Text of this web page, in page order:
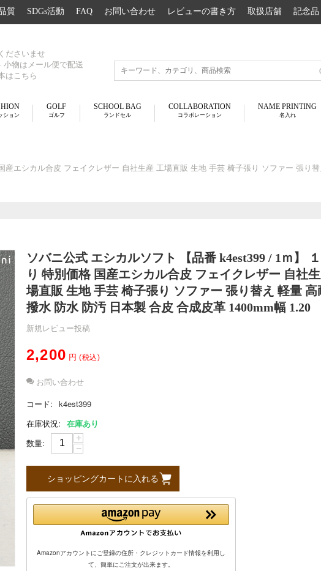
質 SDGs活動 FAQ お問い合わせ レビューの書き方 取扱店舗 記念品
ださいませ
小物はメール便で配送
はこちら
ション
GOLF
ゴルフ
SCHOOL BAG
ランドセル
COLLABORATION
コラボレーション
NAME PRINTING
名入れ
エシカル合皮 フェイクレザー 自社生産 工場直販 生地 手芸 椅子張り ソファー 張り
ソバニ公式 エシカルソフト 【品番 k4est399 / 1ｍ】
り 特別価格 国産エシカル合皮 フェイクレザー 自社
場直販 生地 手芸 椅子張り ソファー 張り替え 軽量 高
撥水 防水 防汚 日本製 合皮 合成皮革 1400mm幅 1.20
新規レビュー投稿
2,200 円 (税込)
お問い合わせ
コード: k4est399
在庫状況: 在庫あり
数量:
+
−
ショッピングカートに入れる
Amazonアカウントにご登録の住所・クレジットカード情報を利用し
て、簡単にご注文が出来ます。